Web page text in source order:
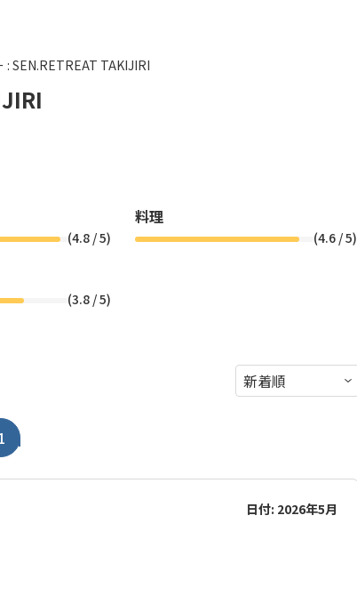
: SEN.RETREAT TAKIJIRI
(4.8/ 5)
料理
(4.6/ 5)
(3.8/ 5)
日付: 2026年5月